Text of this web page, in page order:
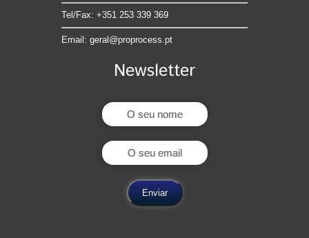
Tel/Fax: +351 253 339 369
Email: geral@proprocess.pt
Newsletter